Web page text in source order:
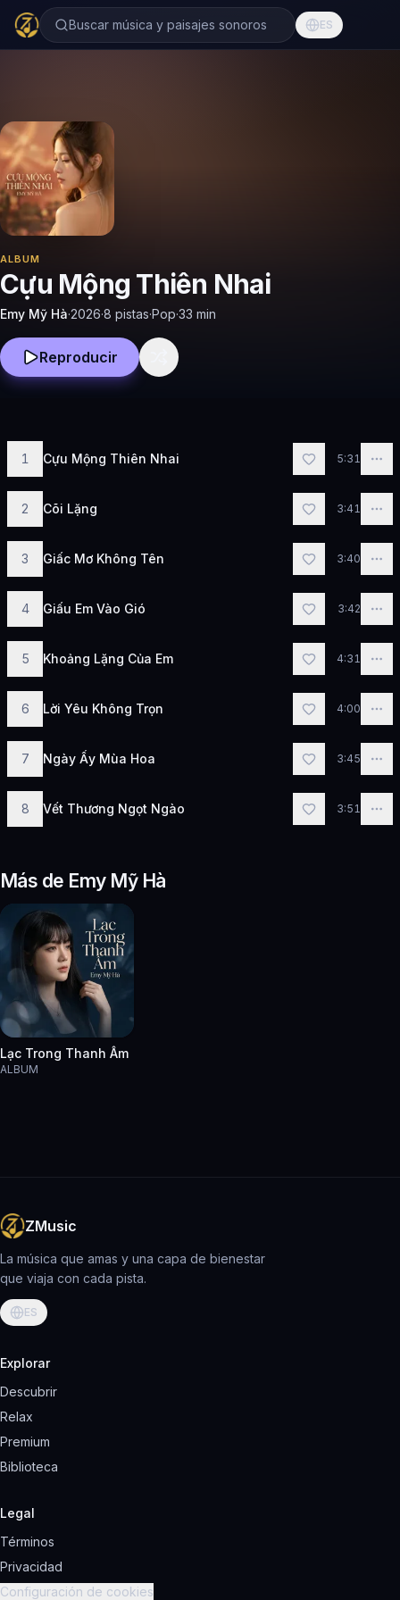
Buscar música y paisajes sonoros ES
ALBUM
Cựu Mộng Thiên Nhai
Emy Mỹ Hà·2026·8 pistas·Pop·33 min
Reproducir
1 Cựu Mộng Thiên Nhai 5:31
2 Cõi Lặng 3:41
3 Giấc Mơ Không Tên 3:40
4 Giấu Em Vào Gió 3:42
5 Khoảng Lặng Của Em 4:31
6 Lời Yêu Không Trọn 4:00
7 Ngày Ấy Mùa Hoa 3:45
8 Vết Thương Ngọt Ngào 3:51
Más de Emy Mỹ Hà
Lạc Trong Thanh Âm
ALBUM
ZMusic
La música que amas y una capa de bienestar
que viaja con cada pista.
ES
Explorar
Descubrir
Relax
Premium
Biblioteca
Legal
Términos
Privacidad
Configuración de cookies